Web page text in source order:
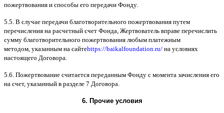
пожертвования и способы его передачи Фонду.
5.5. B случае передачи благотворительного пожертвования путем
перечисления на расчетный счет Фонда Жертвователь вправе перечислить
сумму благотворительного пожертвования любым платежным
методом указанным на сайтеhttps://baikalfoundation.ru/ на условиях
настоящего Договора
5.6. Пожертвование считается переданным Фонду с момента зачисления его
на счет, указанный в разделе 7 Договора
6. Прочие условия